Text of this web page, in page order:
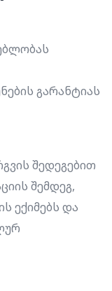
გარანტიას
შედეგებით
შემდეგ,
ექიმებს და